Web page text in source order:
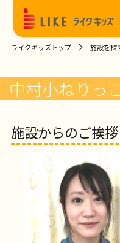
ライクキッズトップ 施設を探
中村小ねりっ
施設からのご挨拶